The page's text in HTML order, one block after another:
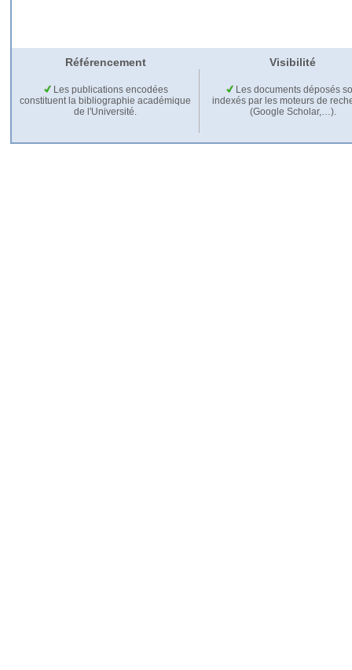
Référencement Visibilité
Les publications encodées
constituent la bibliographie académique
de l'Université.
Les documents déposés
indexés par les moteurs de
(Google Scholar,…).